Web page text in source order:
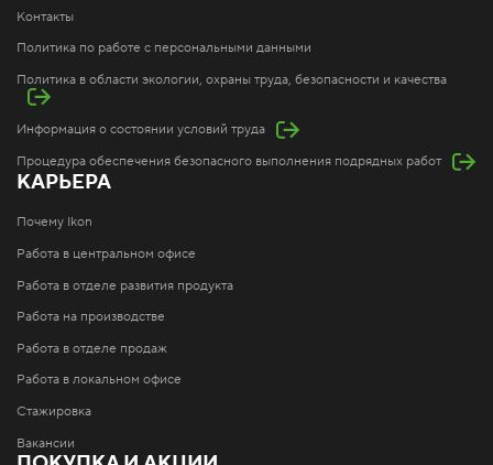
Контакты
Политика по работе с персональными данными
Политика в области экологии, охраны труда, безопасности и качества
Информация о состоянии условий труда
Процедура обеспечения безопасного выполнения подрядных работ
КАРЬЕРА
Почему Ikon
Работа в центральном офисе
Работа в отделе развития продукта
Работа на производстве
Работа в отделе продаж
Работа в локальном офисе
Стажировка
Вакансии